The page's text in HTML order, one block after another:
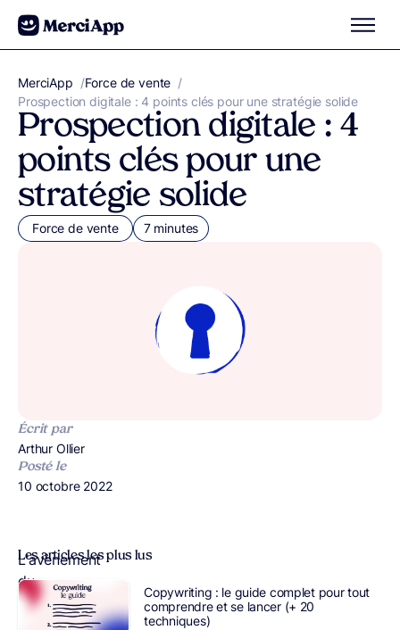
Aller au contenu
MerciApp correcteur orthographe
/Force de vente /
Prospection digitale : 4 points clés pour une stratégie solide
Prospection digitale : 4
points clés pour une
stratégie solide
Force de vente 7 minutes
Écrit par
Publié par
Arthur Ollier
Posté le
Publié le
10 octobre 2022
L’avènement
du
digital
Les articles les plus lus
Copywriting : le guide complet pour tout
comprendre et se lancer (+ 20
techniques)